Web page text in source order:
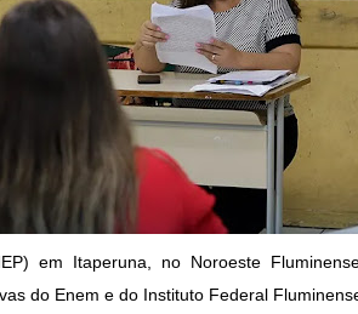
em Itaperuna, no Noroeste
do Enem e do Instituto Federal